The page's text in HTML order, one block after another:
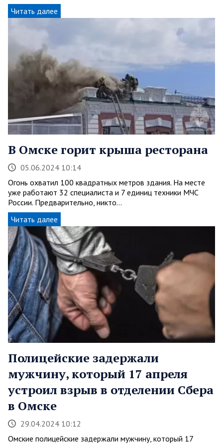
Читать далее
В Омске горит крыша ресторана
05.06.2024 10:14
Огонь охватил 100 квадратных метров здания. На месте
уже работают 32 специалиста и 7 единиц техники МЧС
России. Предварительно, никто…
Читать далее
Полицейские задержали
мужчину, который 17 апреля
устроил взрыв в отделении Сбера
в Омске
29.04.2024 10:12
Омские полицейские задержали мужчину, который 17